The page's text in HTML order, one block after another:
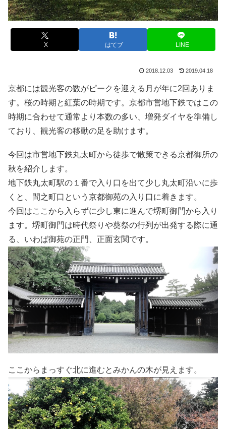
X はてブ LINE
2018.12.03 2019.04.18
京都には観光客の数がピークを迎える月が年に2回ありま
す。桜の時期と紅葉の時期です。京都市営地下鉄ではこの
時期に合わせて通常より本数の多い、増発ダイヤを準備し
ており、観光客の移動の足を助けます。
今回は市営地下鉄丸太町から徒歩で散策できる京都御所の
秋を紹介します。
地下鉄丸太町駅の１番で入り口を出て少し丸太町沿いに歩
くと、間之町口という京都御苑の入り口に着きます。
今回はここから入らずに少し東に進んで堺町御門から入り
ます。堺町御門は時代祭りや葵祭の行列が出発する際に通
る、いわば御苑の正門、正面玄関です。
ここからまっすぐ北に進むとみかんの木が見えます。